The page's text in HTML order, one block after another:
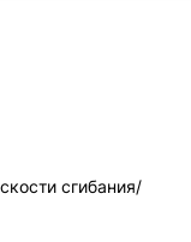
сгибания/